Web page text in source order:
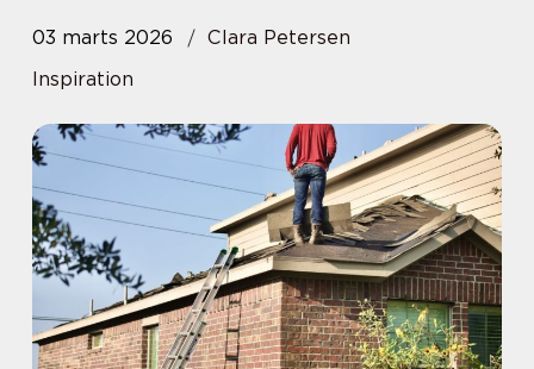
03 marts 2026
Clara Petersen
Inspiration